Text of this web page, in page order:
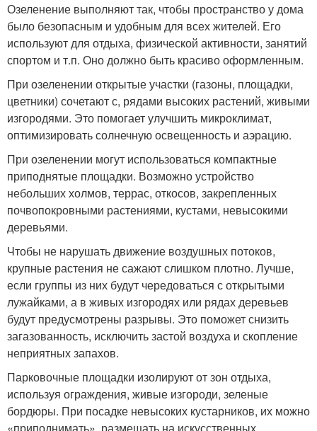
Озеленение выполняют так, чтобы пространство у дома
было безопасным и удобным для всех жителей. Его
используют для отдыха, физической активности, занятий
спортом и т.п. Оно должно быть красиво оформленным.
При озеленении открытые участки (газоны, площадки,
цветники) сочетают с, рядами высоких растений, живыми
изгородями. Это помогает улучшить микроклимат,
оптимизировать солнечную освещенность и аэрацию.
При озеленении могут использоваться компактные
приподнятые площадки. Возможно устройство
небольших холмов, террас, откосов, закрепленных
почвопокровными растениями, кустами, невысокими
деревьями.
Чтобы не нарушать движение воздушных потоков,
крупные растения не сажают слишком плотно. Лучше,
если группы из них будут чередоваться с открытыми
лужайками, а в живых изгородях или рядах деревьев
будут предусмотрены разрывы. Это поможет снизить
загазованность, исключить застой воздуха и скопление
неприятных запахов.
Парковочные площадки изолируют от зон отдыха,
используя ограждения, живые изгороди, зеленые
бордюры. При посадке невысоких кустарников, их можно